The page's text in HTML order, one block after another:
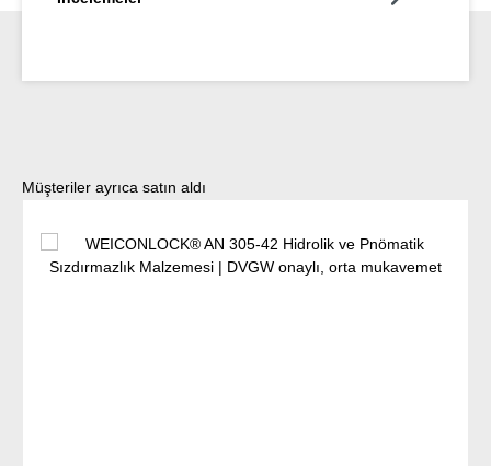
Ürün galerisini atla
Müşteriler ayrıca satın aldı